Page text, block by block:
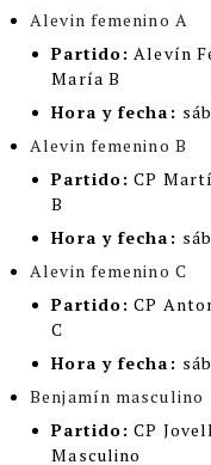
Alevin femenino A
Partido: Alevín
María B
Hora y fecha:
Alevin femenino B
Partido: CP
B
Hora y fecha:
Alevin femenino C
Partido: CP
C
Hora y fecha:
Benjamín masculino
Partido: CP
Masculino